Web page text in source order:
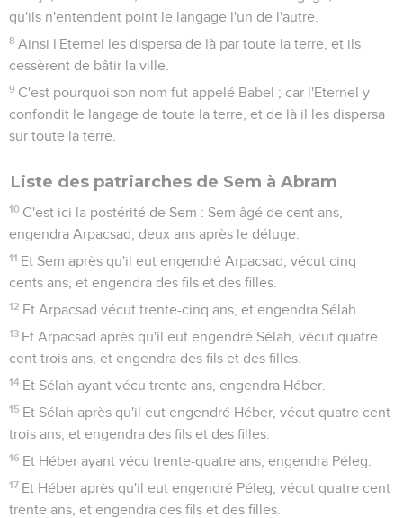
qu'ils n'entendent point le langage l'un de l'autre.
8 Ainsi l'Eternel les dispersa de là par toute la terre, et ils
cessèrent de bâtir la ville.
9 C'est pourquoi son nom fut appelé Babel ; car l'Eternel y
confondit le langage de toute la terre, et de là il les dispersa
sur toute la terre.
Liste des patriarches de Sem à Abram
10 C'est ici la postérité de Sem : Sem âgé de cent ans,
engendra Arpacsad, deux ans après le déluge.
11 Et Sem après qu'il eut engendré Arpacsad, vécut cinq
cents ans, et engendra des fils et des filles.
12 Et Arpacsad vécut trente-cinq ans, et engendra Sélah.
13 Et Arpacsad après qu'il eut engendré Sélah, vécut quatre
cent trois ans, et engendra des fils et des filles.
14 Et Sélah ayant vécu trente ans, engendra Héber.
15 Et Sélah après qu'il eut engendré Héber, vécut quatre cent
trois ans, et engendra des fils et des filles.
16 Et Héber ayant vécu trente-quatre ans, engendra Péleg.
17 Et Héber après qu'il eut engendré Péleg, vécut quatre cent
trente ans, et engendra des fils et des filles.